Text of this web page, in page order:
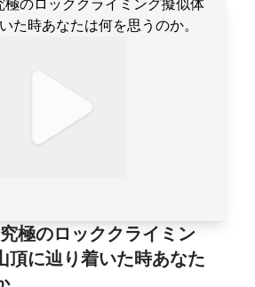
極のロッククライミン
頂に辿り着いた時あなた